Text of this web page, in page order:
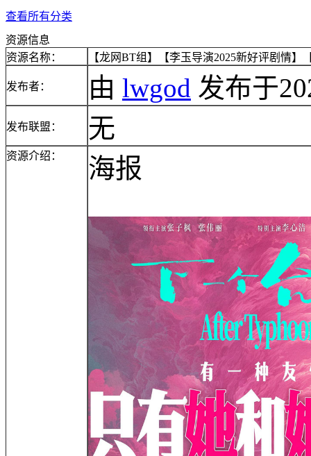
查看所有分类
资源信息
资源名称：
【龙网BT组】【李玉导演2025新好评剧情
发布者： 由 lwgod 发布于
发布联盟： 无
资源介绍： 海报